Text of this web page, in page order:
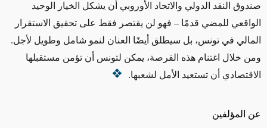
عن المؤلفين
صندوق النقد الدولي والاتحاد الأوروبي أن يشكل الخيار الوحيد
الواقعي للمضي قدمًا – فهو لن يقتصر فقط على تحقيق الاستقرار
المالي في تونس، بل سيطلق أيضًا العنان لنمو شامل وطويل لأجل.
ومن خلال اغتنام هذه الفرصة، يمكن لتونس أن تؤمن مستقبلها
الاقتصادي أن تستعيد الأمل لشعبها.